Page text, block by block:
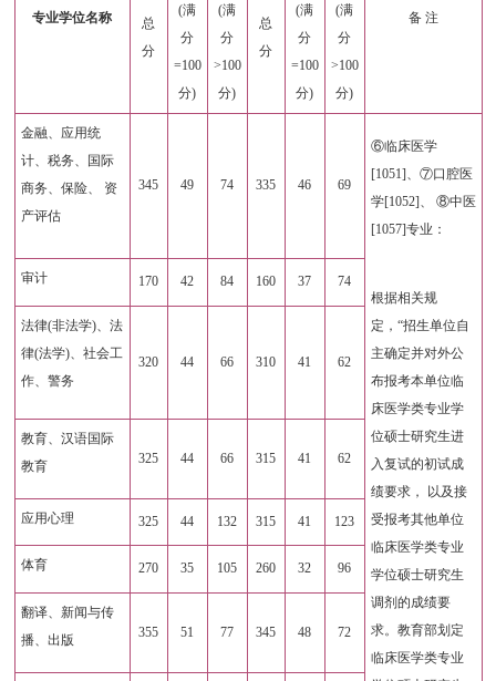
专业学位名称 备 注
总
分
(满
分
=100
分)
(满
分
>100
分)
总
分
(满
分
=100
分)
(满
分
>100
分)
金融、应用统
计、税务、国际
商务、保险、 资
产评估
345 49 74 335 46 69
⑥临床医学
[1051]、⑦口腔医
学[1052]、 ⑧中医
[1057]专业：
根据相关规
定，“招生单位自
主确定并对外公
布报考本单位临
床医学类专业学
位硕士研究生进
入复试的初试成
绩要求， 以及接
受报考其他单位
临床医学类专业
学位硕士研究生
调剂的成绩要
求。教育部划定
临床医学类专业
审计 170 42 84 160 37 74
法律(非法学)、法
律(法学)、社会工
作、警务
320 44 66 310 41 62
教育、汉语国际
教育
325 44 66 315 41 62
应用心理 325 44 132 315 41 123
体育 270 35 105 260 32 96
翻译、新闻与传
播、出版
355 51 77 345 48 72